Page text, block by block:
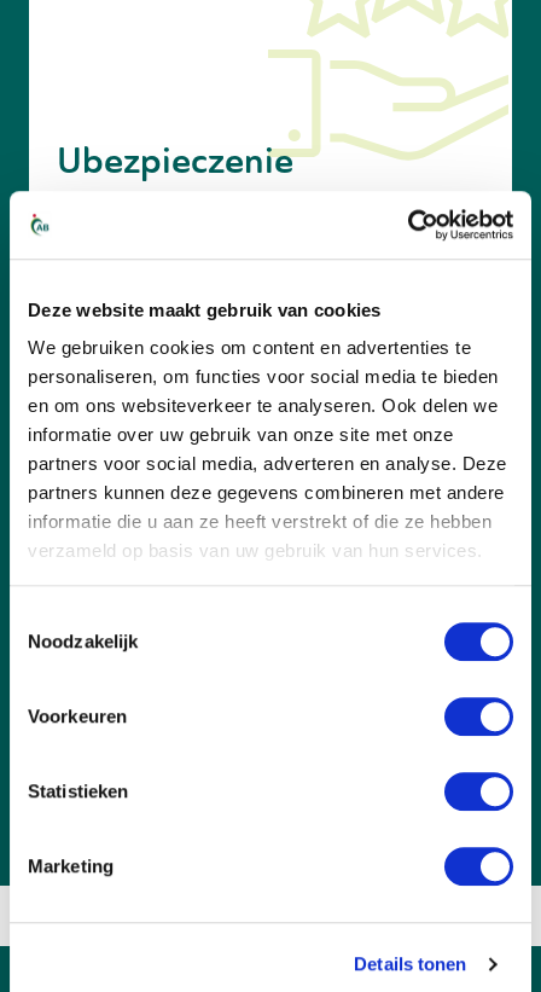
Deze website maakt gebruik van cookies
We gebruiken cookies om content en advertenties te
personaliseren, om functies voor social media te bieden
en om ons websiteverkeer te analyseren. Ook delen we
informatie over uw gebruik van onze site met onze
partners voor social media, adverteren en analyse. Deze
partners kunnen deze gegevens combineren met andere
informatie die u aan ze heeft verstrekt of die ze hebben
verzameld op basis van uw gebruik van hun services.
Noodzakelijk
Voorkeuren
Statistieken
Marketing
Details tonen
Ubezpieczenie
Transport
Edukacja